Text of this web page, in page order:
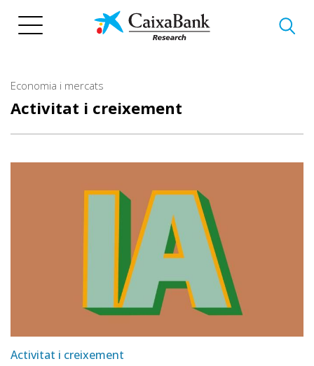
Economia i mercats
Activitat i creixement
Activitat i creixement